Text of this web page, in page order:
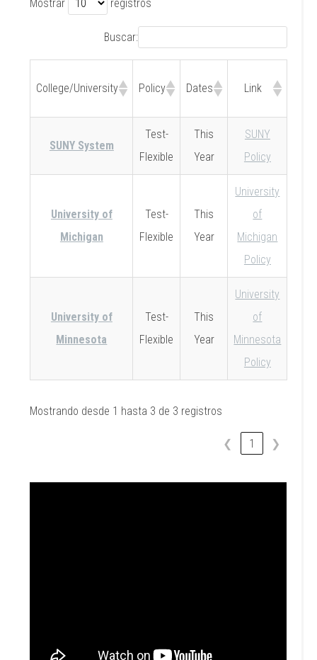
Mostrar registros
Buscar:
College/University Policy Dates Link
SUNY System
Test-
Flexible
This
Year
SUNY
Policy
University of
Michigan
Test-
Flexible
This
Year
University
of
Michigan
Policy
University of
Minnesota
Test-
Flexible
This
Year
University
of
Minnesota
Policy
Mostrando desde 1 hasta 3 de 3 registros
❮ 1 ❯